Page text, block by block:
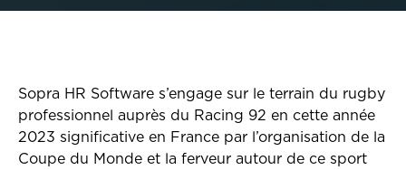
Sopra HR Software s’engage sur le terrain du rugby
professionnel auprès du Racing 92 en cette année
2023 significative en France par l’organisation de la
Coupe du Monde et la ferveur autour de ce sport